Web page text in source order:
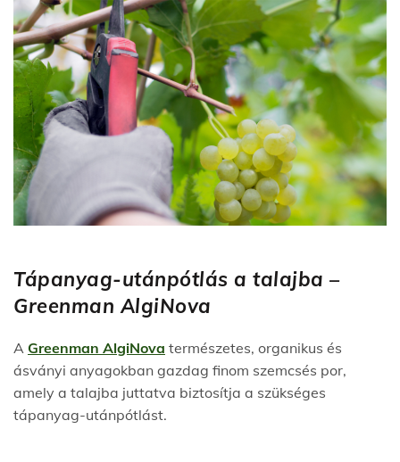
Tápanyag-utánpótlás a talajba –
Greenman AlgiNova
A Greenman AlgiNova természetes, organikus és
ásványi anyagokban gazdag finom szemcsés por,
amely a talajba juttatva biztosítja a szükséges
tápanyag-utánpótlást.